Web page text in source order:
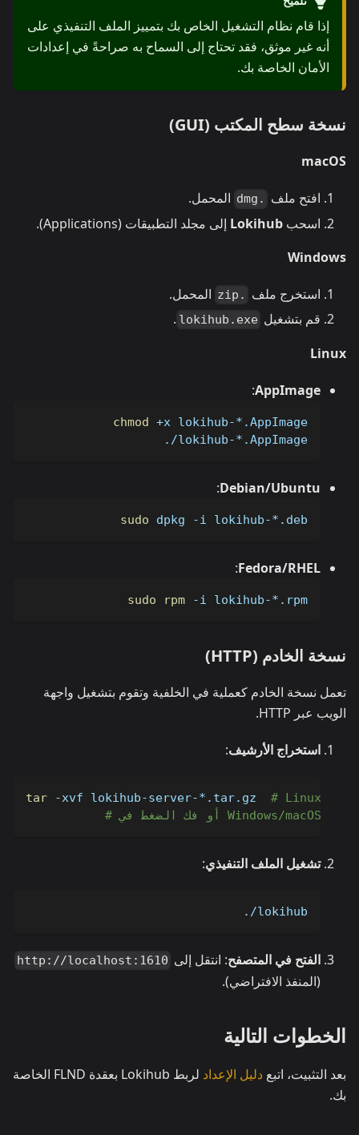
إذا قام نظام التشغيل الخاص بك بتمييز الملف التنفيذي على
أنه غير موثق، فقد تحتاج إلى السماح به صراحةً في إعدادات
الأمان الخاصة بك.
نسخة سطح المكتب (GUI)
macOS
افتح ملف .dmg
المحمل.
اسحب Lokihub إلى مجلد التطبيقات (Applications).
Windows
استخرج ملف .zip
المحمل.
قم بتشغيل lokihub.exe
.
Linux
AppImage
:
chmod +x lokihub-*.AppImage
./lokihub-*.AppImage
Debian/Ubuntu
:
sudo dpkg -i lokihub-*.deb
Fedora/RHEL
:
sudo rpm -i lokihub-*.rpm
نسخة الخادم (HTTP)
تعمل نسخة الخادم كعملية في الخلفية وتقوم بتشغيل واجهة
الويب عبر HTTP.
استخراج الأرشيف:
tar -xvf lokihub-server-*.tar.gz # Linux
# أو فك الضغط في Windows/macOS
تشغيل الملف التنفيذي:
./lokihub
الفتح في المتصفح: انتقل إلى http://localhost:1610
(المنفذ الافتراضي).
الخطوات التالية
بعد التثبيت، اتبع دليل الإعداد
لربط Lokihub بعقدة FLND الخاصة
بك.